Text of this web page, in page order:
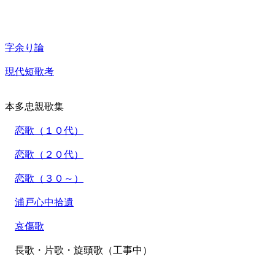
字余り論
現代短歌考
本多忠親歌集
恋歌（１０代）
恋歌（２０代）
恋歌（３０～）
浦戸心中拾遺
哀傷歌
長歌・片歌・旋頭歌（工事中）